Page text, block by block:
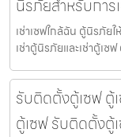
นิรภัยสำหรับการ
เช่าเซฟใกล้ฉัน ตู้นิรภัย
เช่าตู้นิรภัยและเช่าตู้เซ
รับติดตั้งตู้เซฟ ตู้
ตู้เซฟ รับติดตั้งตู้